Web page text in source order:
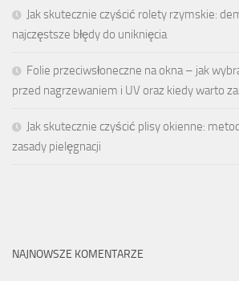
Jak skutecznie czyścić rolety rzymskie:
najczęstsze błędy do uniknięcia
Folie przeciwsłoneczne na okna – jak
przed nagrzewaniem i UV oraz kiedy warto
Jak skutecznie czyścić plisy okienne:
zasady pielęgnacji
NAJNOWSZE KOMENTARZE